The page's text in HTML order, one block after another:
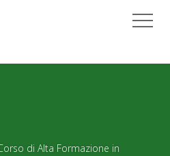
di Alta Formazione in